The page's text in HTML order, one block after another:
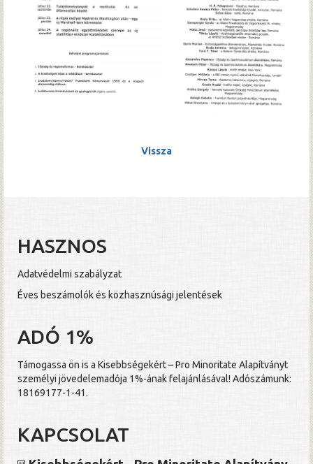
Vissza
HASZNOS
Adatvédelmi szabályzat
Éves beszámolók és közhasznúsági jelentések
ADÓ 1%
Támogassa ön is a Kisebbségekért – Pro Minoritate Alapítványt
személyi jövedelemadója 1%-ának felajánlásával! Adószámunk:
18169177-1-41.
KAPCSOLAT